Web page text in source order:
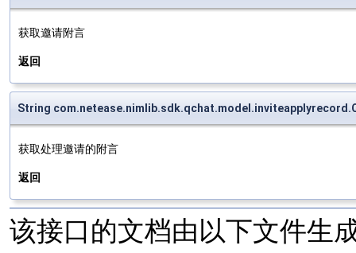
获取邀请附言
返回
String
获取处理邀请的附言
返回
该接口的文档由以下文件生